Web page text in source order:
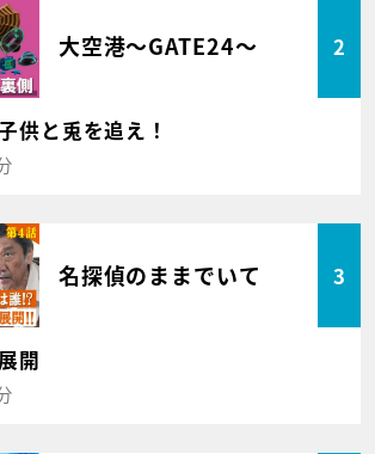
大空港～GATE24～ 2
供と兎を追え！
名探偵のままでいて 3
開